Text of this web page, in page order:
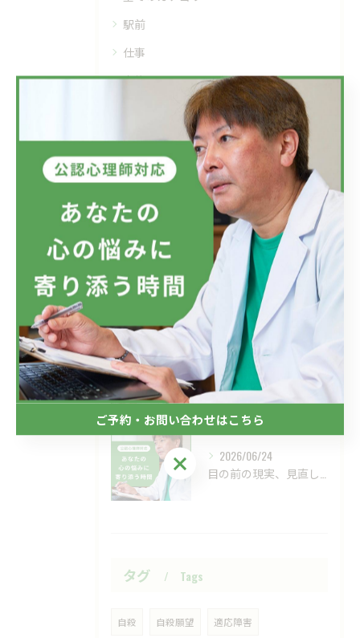
駅前
仕事
家族
メンタルヘルス
最近の投稿 Recent Posts
2026/07/08
フジテレビのドラマにおいて、ハラスメントのニュースが話題です...
2026/07/01
新しい視点の大切さ。
2026/06/24
タグ Tags
自殺 自殺願望 適応障害
ご予約・お問い合わせはこちら
ご予約・お問い合わせはこちら